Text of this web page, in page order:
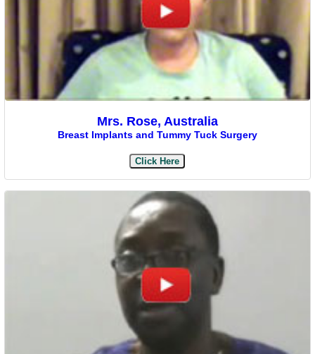
Mrs. Rose, Australia
Breast Implants and Tummy Tuck Surgery
Click Here